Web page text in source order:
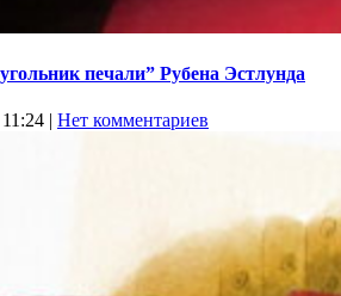
печали” Рубена Эстлунда
| Нет комментариев